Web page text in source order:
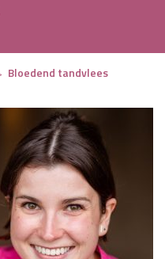
Bloedend tandvlees